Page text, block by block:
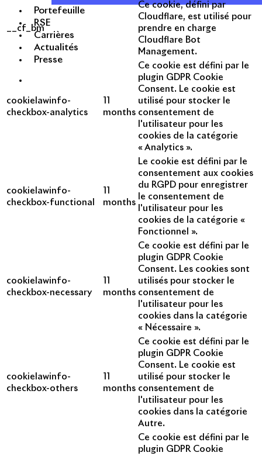
Portefeuille
RSE
Carrières
Actualités
Presse
__cf_bm
Ce cookie, défini par
Cloudflare, est utilisé pour
prendre en charge
Cloudflare Bot
Management.
cookielawinfo-
checkbox-analytics
months
Ce cookie est défini par le
plugin GDPR Cookie
Consent. Le cookie est
utilisé pour stocker le
consentement de
l'utilisateur pour les
cookies de la catégorie
« Analytics ».
cookielawinfo-
checkbox-functional
months
Le cookie est défini par le
consentement aux cookies
du RGPD pour enregistrer
le consentement de
l'utilisateur pour les
cookies de la catégorie «
Fonctionnel ».
cookielawinfo-
checkbox-necessary
months
Ce cookie est défini par le
plugin GDPR Cookie
Consent. Les cookies sont
utilisés pour stocker le
consentement de
l'utilisateur pour les
cookies dans la catégorie
« Nécessaire ».
cookielawinfo-
checkbox-others
months
Ce cookie est défini par le
plugin GDPR Cookie
Consent. Le cookie est
utilisé pour stocker le
consentement de
l'utilisateur pour les
cookies dans la catégorie
Autre.
Ce cookie est défini par le
plugin GDPR Cookie